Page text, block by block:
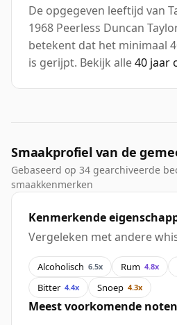
De opgegeven leeftijd van
1968 Peerless Duncan
betekent dat het minimaal
is gerijpt. Bekijk alle40 jaar
Smaakprofiel van de
Gebaseerd op 34 gearchiveerde
smaakkenmerken
Kenmerkende
Vergeleken met andere
Alcoholisch 6.5x Rum 4.8x
Bitter 4.4x Snoep 4.3x
Meest voorkomende noten